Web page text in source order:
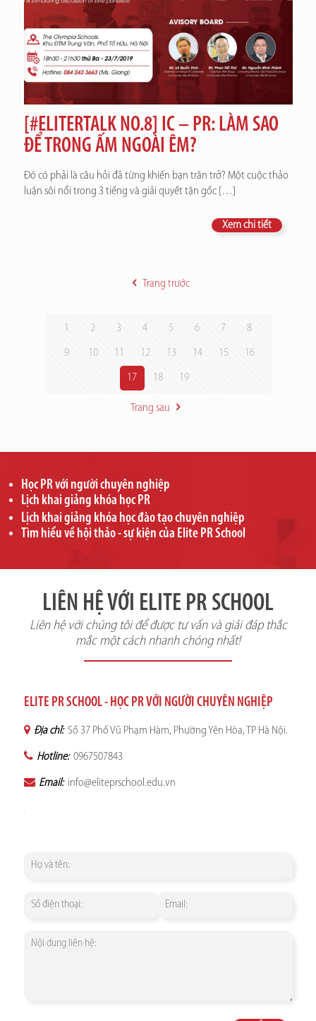
[#ELITERTALK NO.8] IC – PR: LÀM SAO
ĐỂ TRONG ẤM NGOÀI ÊM?
Đó có phải là câu hỏi đã từng khiến bạn trăn trở? Một cuộc thảo
luận sôi nổi trong 3 tiếng và giải quyết tận gốc[…]
Xem chi tiết
Trang trước
1 2 3 4 5 6 7 8
9 10 11 12 13 14 15 16
17 18 19
Trang sau
Học PR với người chuyên nghiệp
Lịch khai giảng khóa học PR
Lịch khai giảng khóa học đào tạo chuyên nghiệp
Tìm hiểu về hội thảo - sự kiện của Elite PR School
LIÊN HỆ VỚI ELITE PR SCHOOL
Liên hệ với chúng tôi để được tư vấn và giải đáp thắc
mắc một cách nhanh chóng nhất!
ELITE PR SCHOOL - HỌC PR VỚI NGƯỜI CHUYÊN NGHIỆP
Địa chỉ: Số 37 Phố Vũ Phạm Hàm, Phường Yên Hòa, TP Hà Nội.
Hotline: 0967507843
Email: info@eliteprschool.edu.vn